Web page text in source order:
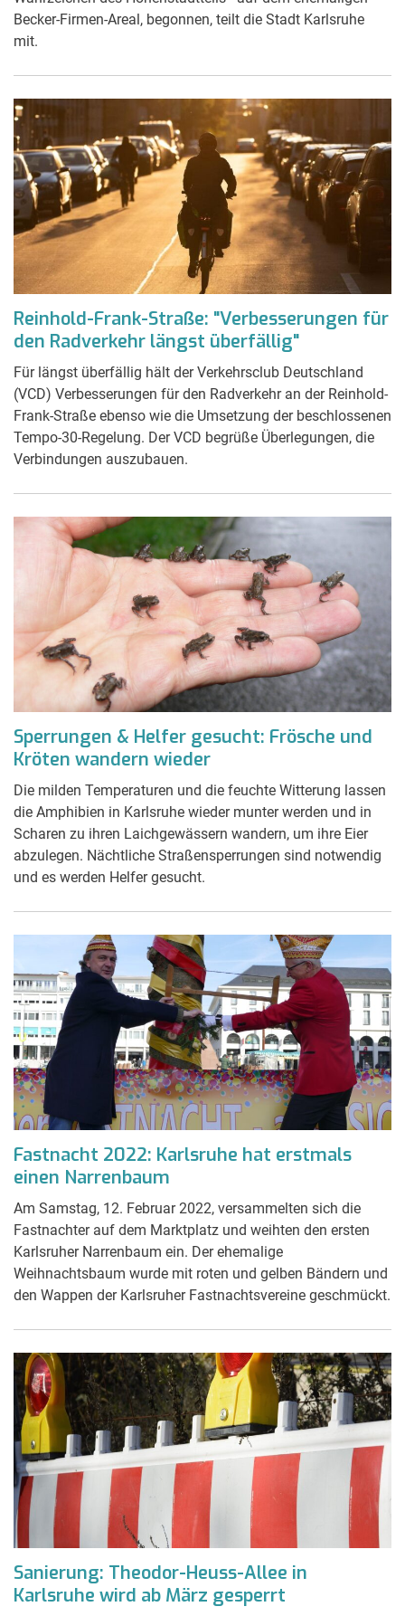
Becker-Firmen-Areal, begonnen, teilt die Stadt Karlsruhe
mit.
Reinhold-Frank-Straße: "Verbesserungen für
den Radverkehr längst überfällig"
Für längst überfällig hält der Verkehrsclub Deutschland
(VCD) Verbesserungen für den Radverkehr an der Reinhold-
Frank-Straße ebenso wie die Umsetzung der beschlossenen
Tempo-30-Regelung. Der VCD begrüße Überlegungen, die
Verbindungen auszubauen.
Sperrungen & Helfer gesucht: Frösche und
Kröten wandern wieder
Die milden Temperaturen und die feuchte Witterung lassen
die Amphibien in Karlsruhe wieder munter werden und in
Scharen zu ihren Laichgewässern wandern, um ihre Eier
abzulegen. Nächtliche Straßensperrungen sind notwendig
und es werden Helfer gesucht.
Fastnacht 2022: Karlsruhe hat erstmals
einen Narrenbaum
Am Samstag, 12. Februar 2022, versammelten sich die
Fastnachter auf dem Marktplatz und weihten den ersten
Karlsruher Narrenbaum ein. Der ehemalige
Weihnachtsbaum wurde mit roten und gelben Bändern und
den Wappen der Karlsruher Fastnachtsvereine geschmückt.
Sanierung: Theodor-Heuss-Allee in
Karlsruhe wird ab März gesperrt